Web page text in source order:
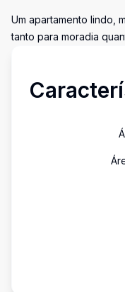
Um apartamento lindo,
tanto para moradia